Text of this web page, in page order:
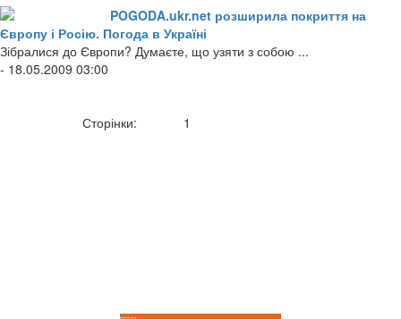
POGODA.ukr.net розширила покриття на
Європу і Росію. Погода в Україні
Зібралися до Європи? Думаєте, що узяти з собою ...
- 18.05.2009 03:00
Сторінки: 1